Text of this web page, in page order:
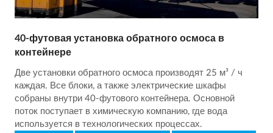
40-футовая установка обратного осмоса в
контейнере
Две установки обратного осмоса производят 25 м³ / ч
каждая. Все блоки, а также электрические шкафы
собраны внутри 40-футового контейнера. Основной
поток поступает в химическую компанию, где вода
используется в технологических процессах.